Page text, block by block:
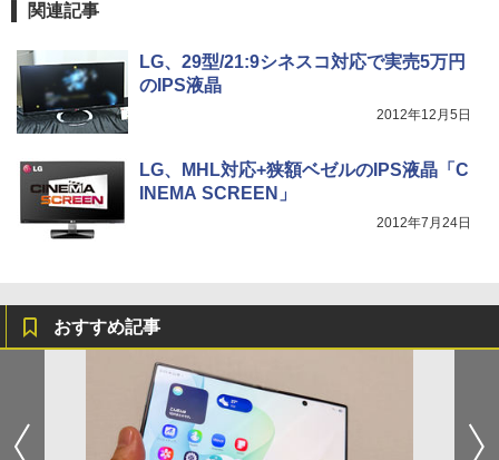
関連記事
LG、29型/21:9シネスコ対応で実売5万円
のIPS液晶
2012年12月5日
LG、MHL対応+狭額ベゼルのIPS液晶「C
INEMA SCREEN」
2012年7月24日
おすすめ記事